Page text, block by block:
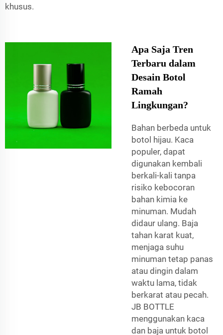
khusus.
Apa Saja Tren
Terbaru dalam
Desain Botol
Ramah
Lingkungan?
Bahan berbeda untuk
botol hijau. Kaca
populer, dapat
digunakan kembali
berkali-kali tanpa
risiko kebocoran
bahan kimia ke
minuman. Mudah
didaur ulang. Baja
tahan karat kuat,
menjaga suhu
minuman tetap panas
atau dingin dalam
waktu lama, tidak
berkarat atau pecah.
JB BOTTLE
menggunakan kaca
dan baja untuk botol